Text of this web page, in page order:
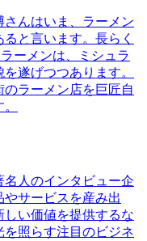
さんはいま、ラーメン
と言います。長らく
ーメンは、ミシュラ
遂げつつあります。
ラーメン店を巨匠自
名人のインタビュー企
サービスを産み出
い価値を提供するな
照らす注目のビジネ